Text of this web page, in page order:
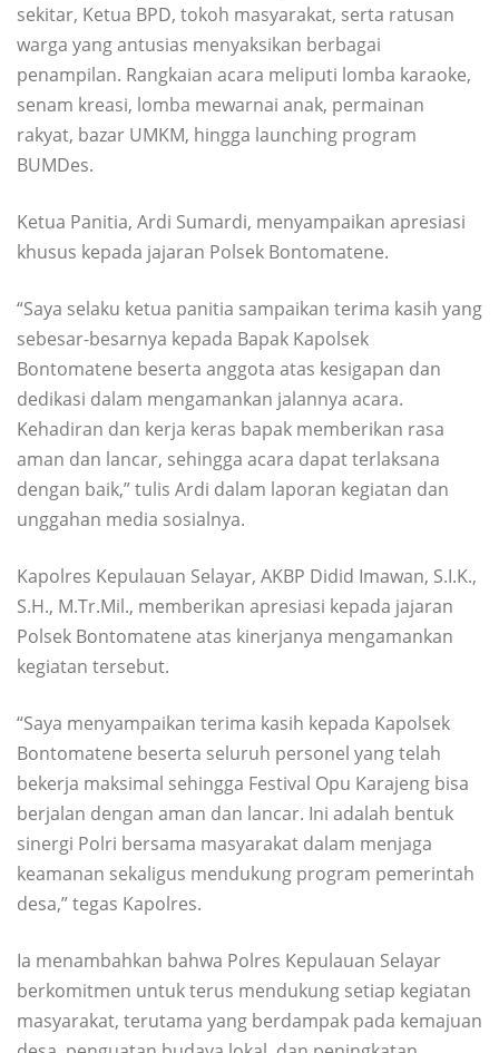
sekitar, Ketua BPD, tokoh masyarakat, serta ratusan
warga yang antusias menyaksikan berbagai
penampilan. Rangkaian acara meliputi lomba karaoke,
senam kreasi, lomba mewarnai anak, permainan
rakyat, bazar UMKM, hingga launching program
BUMDes.
Ketua Panitia, Ardi Sumardi, menyampaikan apresiasi
khusus kepada jajaran Polsek Bontomatene.
“Saya selaku ketua panitia sampaikan terima kasih yang
sebesar-besarnya kepada Bapak Kapolsek
Bontomatene beserta anggota atas kesigapan dan
dedikasi dalam mengamankan jalannya acara.
Kehadiran dan kerja keras bapak memberikan rasa
aman dan lancar, sehingga acara dapat terlaksana
dengan baik,” tulis Ardi dalam laporan kegiatan dan
unggahan media sosialnya.
Kapolres Kepulauan Selayar, AKBP Didid Imawan, S.I.K.,
S.H., M.Tr.Mil., memberikan apresiasi kepada jajaran
Polsek Bontomatene atas kinerjanya mengamankan
kegiatan tersebut.
“Saya menyampaikan terima kasih kepada Kapolsek
Bontomatene beserta seluruh personel yang telah
bekerja maksimal sehingga Festival Opu Karajeng bisa
berjalan dengan aman dan lancar. Ini adalah bentuk
sinergi Polri bersama masyarakat dalam menjaga
keamanan sekaligus mendukung program pemerintah
desa,” tegas Kapolres.
Ia menambahkan bahwa Polres Kepulauan Selayar
berkomitmen untuk terus mendukung setiap kegiatan
masyarakat, terutama yang berdampak pada kemajuan